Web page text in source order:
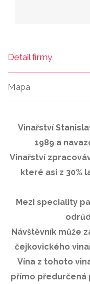
Detail firmy
Mapa
Vinařství
1989 a
Vinařství
které asi z 30%
Mezi speciality
Návštěvník může
čejkovického
Vína z tohoto
přímo předurčená